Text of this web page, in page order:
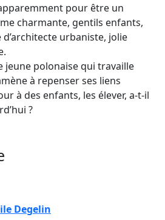
pour être un
charmante, gentils enfants,
urbaniste, jolie
jeune polonaise qui travaille
à repenser ses liens
à des enfants, les élever, a-t-il
?
Degelin